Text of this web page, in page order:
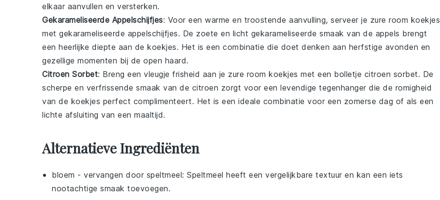
elkaar aanvullen en versterken.
Gekarameliseerde Appelschijfjes: Voor een warme en troostende aanvulling, serveer je zure room koekjes
met gekarameliseerde appelschijfjes. De zoete en licht gekarameliseerde smaak van de appels brengt
een heerlijke diepte aan de koekjes. Het is een combinatie die doet denken aan herfstige avonden en
gezellige momenten bij de open haard.
Citroen Sorbet: Breng een vleugje frisheid aan je zure room koekjes met een bolletje citroen sorbet. De
scherpe en verfrissende smaak van de citroen zorgt voor een levendige tegenhanger die de romigheid
van de koekjes perfect complimenteert. Het is een ideale combinatie voor een zomerse dag of als een
lichte afsluiting van een maaltijd.
Alternatieve Ingrediënten
bloem - vervangen door speltmeel: Speltmeel heeft een vergelijkbare textuur en kan een iets
nootachtige smaak toevoegen.